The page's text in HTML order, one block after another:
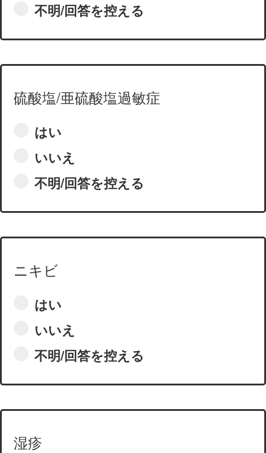
不明/回答を控える
硫酸塩/亜硫酸塩過敏症
はい
いいえ
不明/回答を控える
ニキビ
はい
いいえ
不明/回答を控える
湿疹